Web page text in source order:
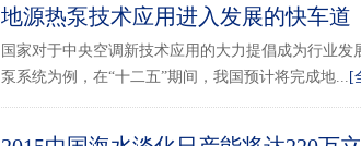
地源热泵技术应用进入发展的快车道
国家对于中央空调新技术应用的大力提倡成为行业
泵系统为例，在“十二五”期间，我国预计将完成地... [